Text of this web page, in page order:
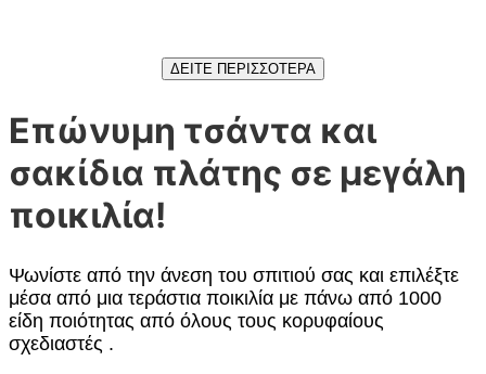
ΔΕΙΤΕ ΠΕΡΙΣΣΟΤΕΡΑ
Επώνυμη τσάντα και
σακίδια πλάτης σε μεγάλη
ποικιλία!
Ψωνίστε από την άνεση του σπιτιού σας και επιλέξτε
μέσα από μια τεράστια ποικιλία με πάνω από 1000
είδη ποιότητας από όλους τους κορυφαίους
σχεδιαστές .